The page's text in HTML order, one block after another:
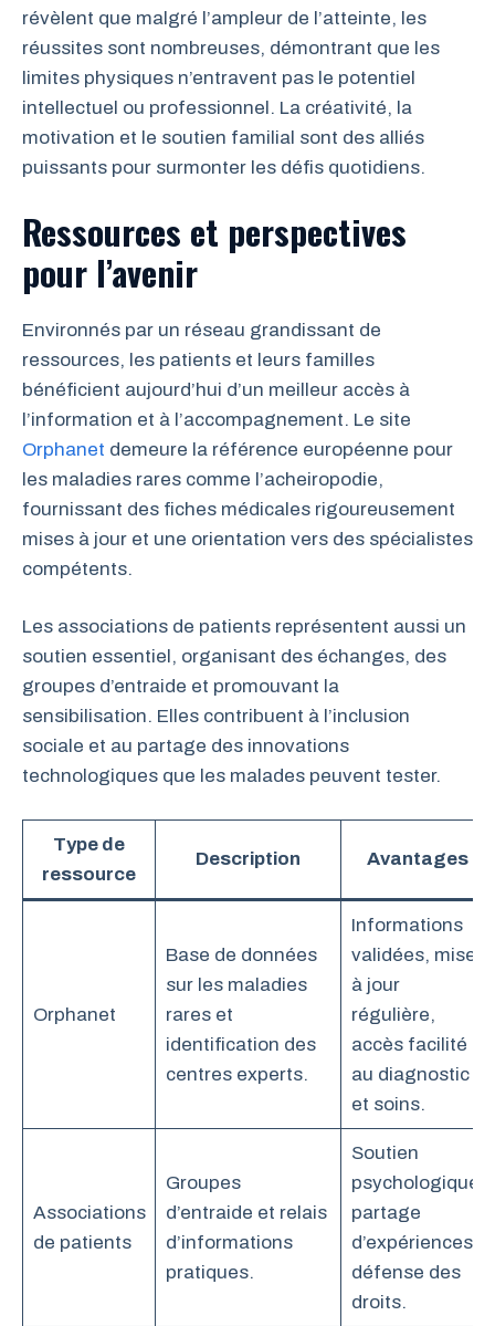
révèlent que malgré l’ampleur de l’atteinte, les
réussites sont nombreuses, démontrant que les
limites physiques n’entravent pas le potentiel
intellectuel ou professionnel. La créativité, la
motivation et le soutien familial sont des alliés
puissants pour surmonter les défis quotidiens.
Ressources et perspectives
pour l’avenir
Environnés par un réseau grandissant de
ressources, les patients et leurs familles
bénéficient aujourd’hui d’un meilleur accès à
l’information et à l’accompagnement. Le site
Orphanet demeure la référence européenne pour
les maladies rares comme l’acheiropodie,
fournissant des fiches médicales rigoureusement
mises à jour et une orientation vers des spécialistes
compétents.
Les associations de patients représentent aussi un
soutien essentiel, organisant des échanges, des
groupes d’entraide et promouvant la
sensibilisation. Elles contribuent à l’inclusion
sociale et au partage des innovations
technologiques que les malades peuvent tester.
Type de
ressource
Description Avantages
Orphanet
Base de données
sur les maladies
rares et
identification des
centres experts.
Informations
validées, mise
à jour
régulière,
accès facilité
au diagnostic
et soins.
Associations
de patients
Groupes
d’entraide et relais
d’informations
pratiques.
Soutien
psychologique,
partage
d’expériences,
défense des
droits.